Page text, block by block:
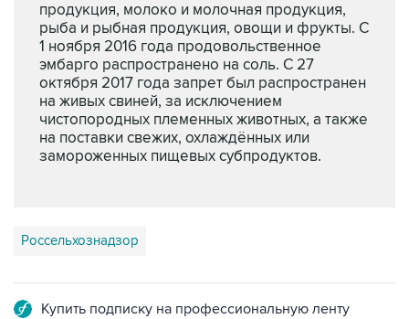
продукция, молоко и молочная продукция,
рыба и рыбная продукция, овощи и фрукты. С
1 ноября 2016 года продовольственное
эмбарго распространено на соль. С 27
октября 2017 года запрет был распространен
на живых свиней, за исключением
чистопородных племенных животных, а также
на поставки свежих, охлаждённых или
замороженных пищевых субпродуктов.
Россельхознадзор
Купить подписку на профессиональную ленту